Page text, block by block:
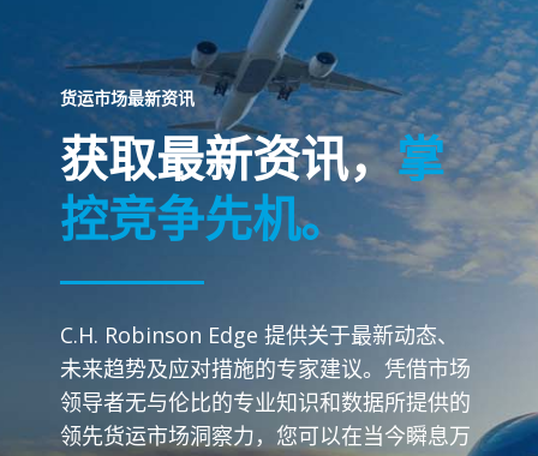
货运市场最新资讯
获取最新资讯，掌
控竞争先机。
C.H. Robinson Edge 提供关于最新动态、
未来趋势及应对措施的专家建议。凭借市场
领导者无与伦比的专业知识和数据所提供的
领先货运市场洞察力，您可以在当今瞬息万